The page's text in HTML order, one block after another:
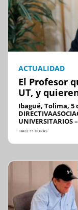
ACTUALIDAD
El Profesor
UT, y
Ibagué, Tolima, 5
UNIVERSITARIOS
HACE 11 HORAS